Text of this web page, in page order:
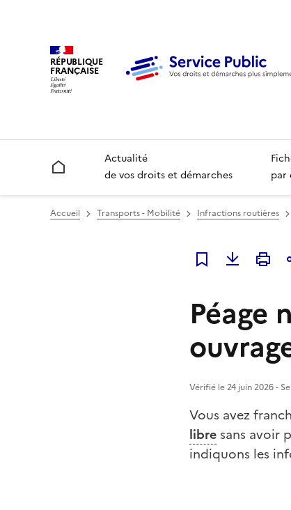
RÉPUBLIQUE
FRANÇAISE
Accueil
Actualité
de vos droits et démarches
par
Accueil Transports - Mobilité Infractions routières
Ajouter à mes
Péage
Vérifié le 24 juin 2026 -
Vous avez
libre sans avoir
indiquons les